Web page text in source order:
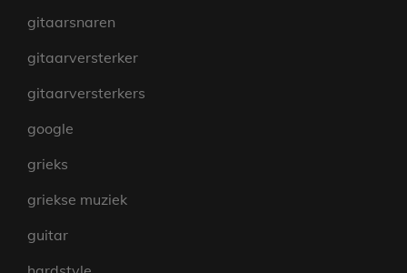
gitaarsnaren
gitaarversterker
gitaarversterkers
google
grieks
griekse muziek
guitar